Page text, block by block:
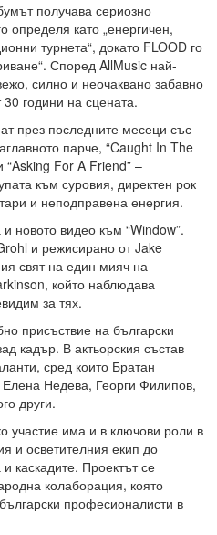
получава сериозно
определя като „енергичен,
турнета“, докато FLOOD го
Според AllMusic най-
силно и неочаквано забавно
години на сцената.
през последните месеци със
парче, “Caught In The
“Asking For A Friend” –
към суровия, директен рок
и неподправена енергия.
новото видео към “Window”.
и режисирано от Jake
свят на един мияч на
който наблюдава
за тях.
присъствие на български
кадър. В актьорския състав
сред които Братан
Недева, Георги Филипов,
други.
участие има и в ключови роли в
и осветителния екип до
каскадите. Проектът се
колаборация, която
професионалисти в